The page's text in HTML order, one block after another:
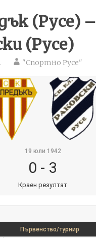
(Русе) –
(Русе)
"Спортно Русе"
19 юли 1942
0 - 3
Краен резултат
Първенство/турнир